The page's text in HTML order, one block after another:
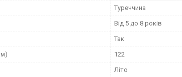
Туреччина
Від 5 до 8 років
Так
122
Літо